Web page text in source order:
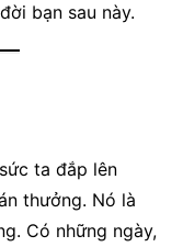
bạn sau này.
ta đắp lên
thưởng. Nó là
Có những ngày,